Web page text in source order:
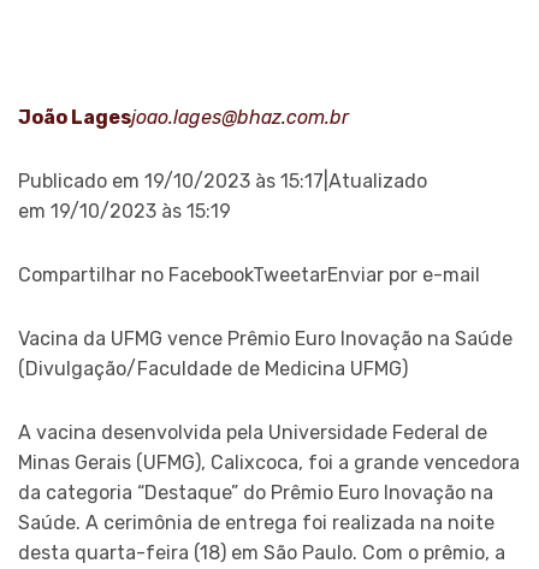
João Lagesjoao.lages@bhaz.com.br
Publicado em 19/10/2023 às 15:17|Atualizado
em 19/10/2023 às 15:19
Compartilhar no FacebookTweetarEnviar por e-mail
Vacina da UFMG vence Prêmio Euro Inovação na Saúde
(Divulgação/Faculdade de Medicina UFMG)
A vacina desenvolvida pela Universidade Federal de
Minas Gerais (UFMG), Calixcoca, foi a grande vencedora
da categoria “Destaque” do Prêmio Euro Inovação na
Saúde. A cerimônia de entrega foi realizada na noite
desta quarta-feira (18) em São Paulo. Com o prêmio, a